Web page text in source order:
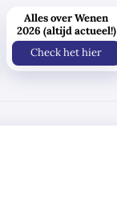
Alles over Wenen
2026 (altijd actueel!)
Check het hier